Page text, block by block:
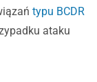
typu BCDR
ataku